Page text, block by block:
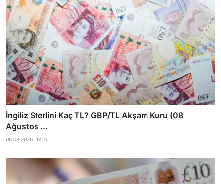
İngiliz Sterlini Kaç TL? GBP/TL Akşam Kuru (08
Ağustos ...
08.08.2026 18:10